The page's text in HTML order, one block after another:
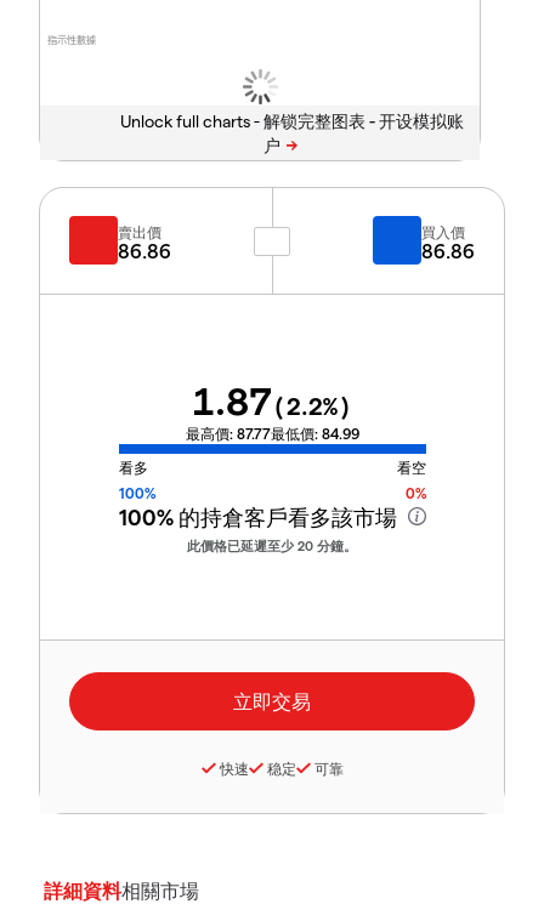
指示性數據
Unlock full charts -
賣出價
86.86
買入價
86.86
1.87(2.2%)
最高價: 87.77最低價: 84.99
看多
看空
100%
0%
100%的持倉客戶看多該市場
此價格已延遲至少 20 分鐘。
快速 稳定 可靠
詳細資料相關市場